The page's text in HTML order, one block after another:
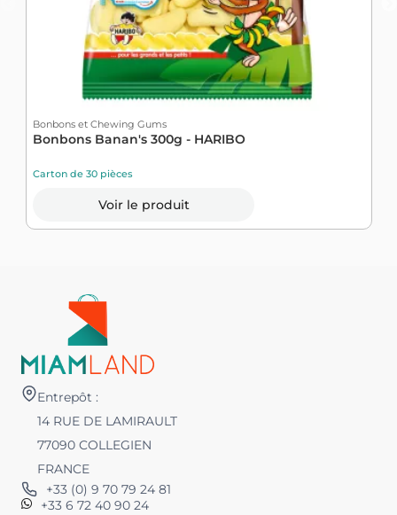
Bonbons et Chewing Gums
Bonbons Banan's 300g - HARIBO
Carton de 30 pièces
Voir le produit
Entrepôt :
14 RUE DE LAMIRAULT
77090 COLLEGIEN
FRANCE
+33 (0) 9 70 79 24 81
+33 6 72 40 90 24